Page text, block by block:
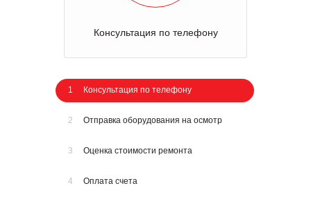
Консультация по телефону
1 Консультация по телефону
2 Отправка оборудования на осмотр
3 Оценка стоимости ремонта
4 Оплата счета